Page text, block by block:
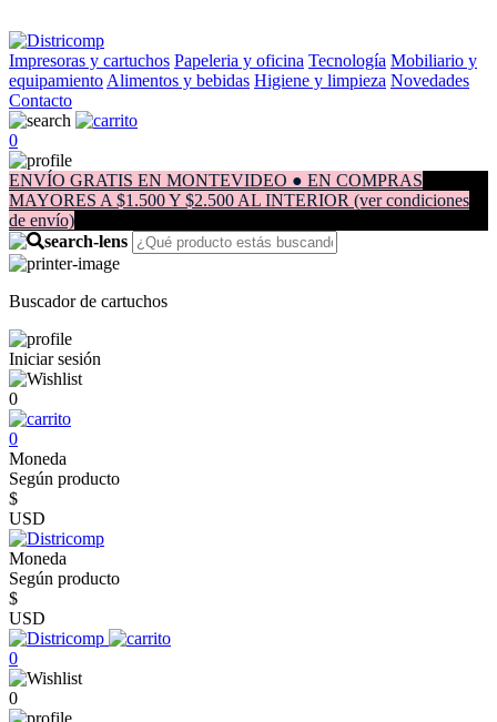
Impresoras y cartuchos Papeleria y oficina Tecnología Mobiliario y
equipamiento Alimentos y bebidas Higiene y limpieza Novedades
Contacto
0
ENVÍO GRATIS EN MONTEVIDEO ● EN COMPRAS
MAYORES A $1.500 Y $2.500 AL INTERIOR (ver condiciones
de envío)
Buscador de cartuchos
Iniciar sesión
0
0
Moneda
Según producto
$
USD
Moneda
Según producto
$
USD
0
0